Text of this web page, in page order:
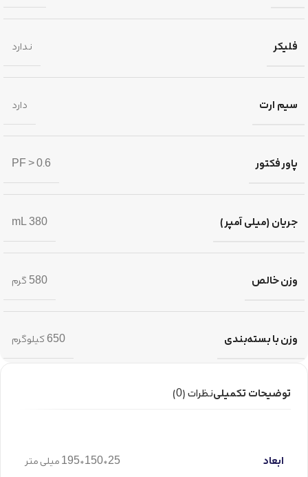
فلیکر ندارد
سیم ارت دارد
پاور فکتور PF > 0.6
جریان (میلی آمپر) 380 mL
وزن خالص 580 گرم
وزن با بسته‌بندی 650 کیلوگرم
توضیحات تکمیلینظرات (0)
ابعاد 25*150*195 میلی متر